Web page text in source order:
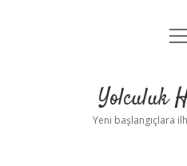
Yasal
Yolculuk
Yeni başlangıçlara